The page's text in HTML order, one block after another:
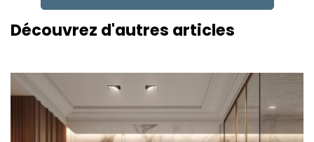
Découvrez d'autres articles